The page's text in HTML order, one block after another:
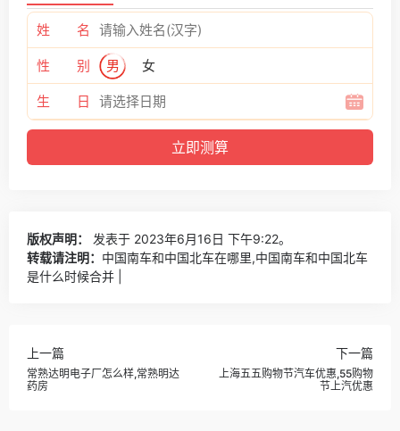
姓 名
性 别 男 女
生 日
版权声明：
发表于 2023年6月16日 下午9:22。
转载请注明： 中国南车和中国北车在哪里,中国南车和中国北车
是什么时候合并 |
上一篇
常熟达明电子厂怎么样,常熟明达
药房
下一篇
上海五五购物节汽车优惠,55购物
节上汽优惠